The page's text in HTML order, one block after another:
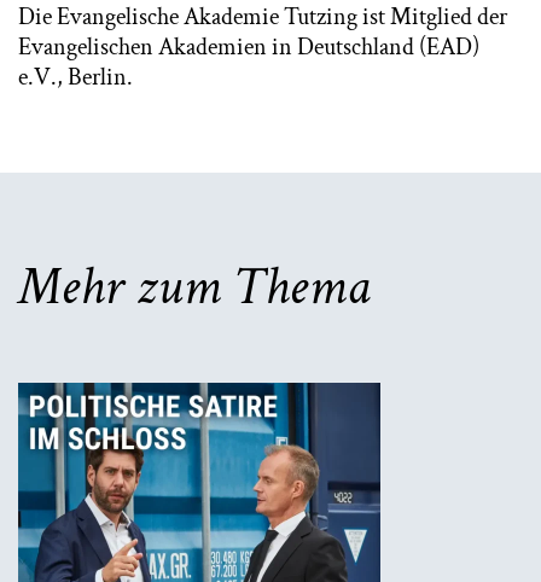
Die Evangelische Akademie Tutzing ist Mitglied der
Evangelischen Akademien in Deutschland (EAD)
e.V., Berlin.
Mehr zum Thema